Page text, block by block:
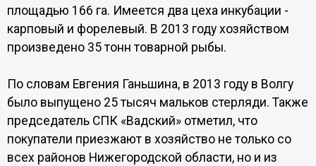
площадью 166 га. Имеется два цеха инкубации -
карповый и форелевый. В 2013 году хозяйством
произведено 35 тонн товарной рыбы.
По словам Евгения Ганьшина, в 2013 году в Волгу
было выпущено 25 тысяч мальков стерляди. Также
председатель СПК «Вадский» отметил, что
покупатели приезжают в хозяйство не только со
всех районов Нижегородской области, но и из